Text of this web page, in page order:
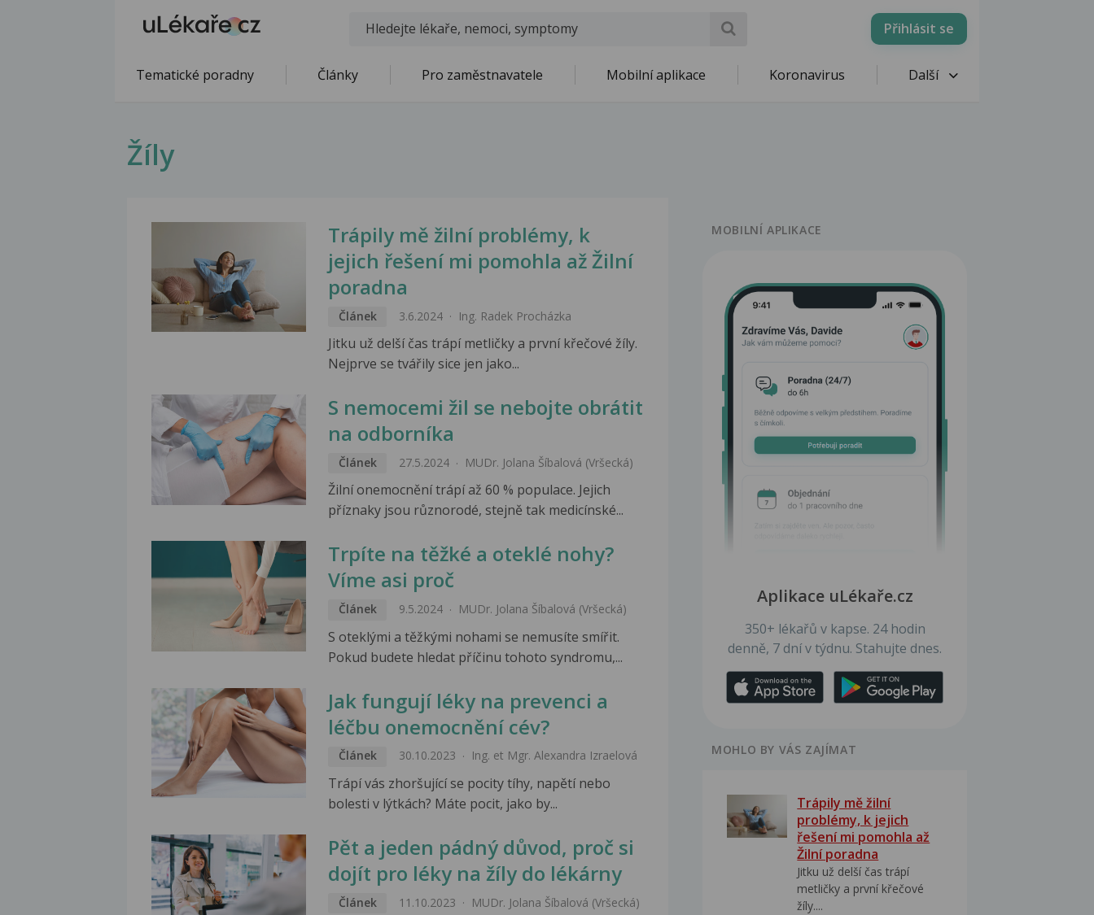
Přihlásit se
Tematické poradny Články Pro zaměstnavatele Mobilní aplikace Koronavirus Další
Žíly
Trápily mě žilní problémy, k
jejich řešení mi pomohla až Žilní
poradna
Článek 3.6.2024 Ing. Radek Procházka
Jitku už delší čas trápí metličky a první křečové žíly.
Nejprve se tvářily sice jen jako...
S nemocemi žil se nebojte obrátit
na odborníka
Článek 27.5.2024 MUDr. Jolana Šíbalová (Vršecká)
Žilní onemocnění trápí až 60 % populace. Jejich
příznaky jsou různorodé, stejně tak medicínské...
Trpíte na těžké a oteklé nohy?
Víme asi proč
Článek 9.5.2024 MUDr. Jolana Šíbalová (Vršecká)
S oteklými a těžkými nohami se nemusíte smířit.
Pokud budete hledat příčinu tohoto syndromu,...
Jak fungují léky na prevenci a
léčbu onemocnění cév?
Článek 30.10.2023 Ing. et Mgr. Alexandra Izraelová
Trápí vás zhoršující se pocity tíhy, napětí nebo
bolesti v lýtkách? Máte pocit, jako by...
Pět a jeden pádný důvod, proč si
dojít pro léky na žíly do lékárny
Článek 11.10.2023 MUDr. Jolana Šíbalová (Vršecká)
MOBILNÍ APLIKACE
Aplikace uLékaře.cz
350+ lékařů v kapse. 24 hodin
denně, 7 dní v týdnu. Stahujte dnes.
MOHLO BY VÁS ZAJÍMAT
Trápily mě žilní
problémy, k jejich
řešení mi pomohla až
Žilní poradna
Jitku už delší čas trápí
metličky a první křečové
žíly....